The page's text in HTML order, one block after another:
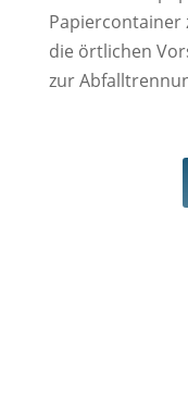
Papiercontainer
die örtlichen
zur